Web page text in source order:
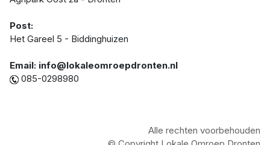
Post:
Het Gareel 5 - Biddinghuizen
Email: info@lokaleomroepdronten.nl
085-0298980
Alle rechten voorbehouden